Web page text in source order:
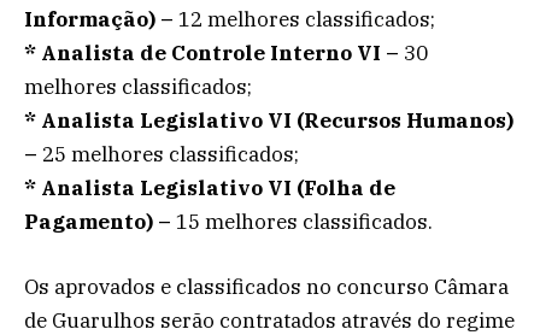
Informação) – 12 melhores classificados;
* Analista de Controle Interno VI – 30
melhores classificados;
* Analista Legislativo VI (Recursos Humanos)
– 25 melhores classificados;
* Analista Legislativo VI (Folha de
Pagamento) – 15 melhores classificados.
Os aprovados e classificados no concurso Câmara
de Guarulhos serão contratados através do regime